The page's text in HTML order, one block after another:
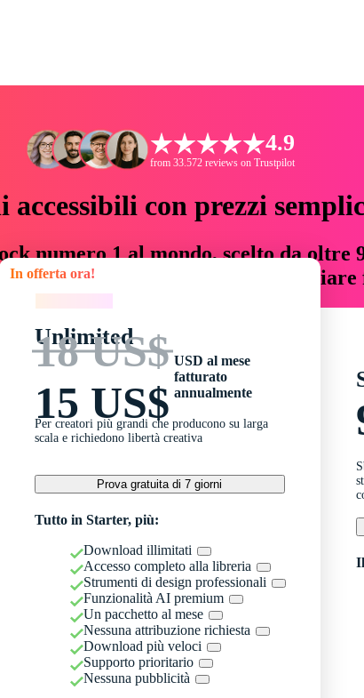
4.9
from 33.572 reviews on Trustpilot
accessibili con prezzi
numero 1 al mondo, scelto da
creative che fanno risparmiare
In offerta ora!
Unlimited
18 US$
15 US$
USD al mese
fatturato
annualmente
Per creatori più grandi che producono su larga
scala e richiedono libertà creativa
Prova gratuita di 7 giorni
Tutto in Starter, più:
Download illimitati
Accesso completo alla libreria
Strumenti di design professionali
Funzionalità AI premium
Un pacchetto al mese
Nessuna attribuzione richiesta
Download più veloci
Supporto prioritario
Nessuna pubblicità